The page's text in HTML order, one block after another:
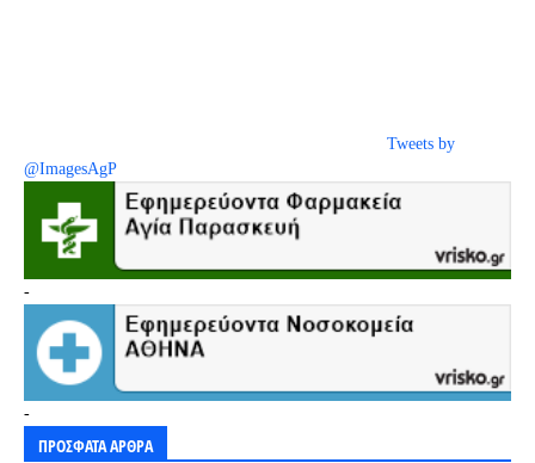
Tweets by
@ImagesAgP
-
-
ΠΡΟΣΦΑΤΑ ΑΡΘΡΑ